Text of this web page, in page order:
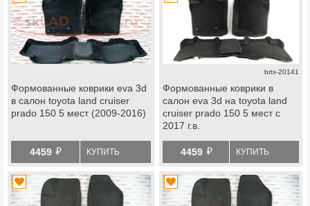
Формованные коврики eva 3d
в салон toyota land cruiser
prado 150 5 мест (2009-2016)
4459 й КУПИТЬ
brtx-20141
Формованные коврики в
салон eva 3d на toyota land
cruiser prado 150 5 мест с
2017 г.в.
4459 й КУПИТЬ